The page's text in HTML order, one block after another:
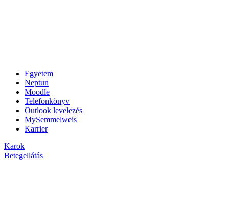
Egyetem
Neptun
Moodle
Telefonkönyv
Outlook levelezés
MySemmelweis
Karrier
Karok
Betegellátás